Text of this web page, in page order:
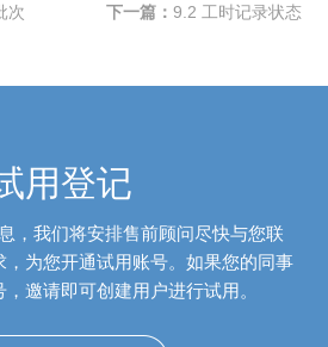
次 下一篇： 9.2 工时记录状态
用登记
，我们将安排售前顾问尽快与您联
，为您开通试用账号。如果您的同事
邀请即可创建用户进行试用。